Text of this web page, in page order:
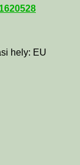
hely: EU